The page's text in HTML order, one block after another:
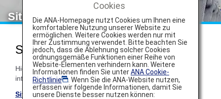
Sitzplan
Sitzpläne der ANA-Flugzeuge
Hier finden Sie die gängigen Flugzeuge und Sitzpläne für
internationale Strecken.
Sitzplan für innerjapanische Flüge
Cookies
Die ANA-Homepage nutzt Cookies um Ihnen eine
komfortablere Nutzung unserer Website zu
ermöglichen. Weitere Cookies werden nur mit
Ihrer Zustimmung verwendet. Bitte beachten Sie
jedoch, dass die Ablehnung solcher Cookies
ordnungsgemäße Funktionen einer Reihe von
Website-Elementen verhindern kann. Weitere
Informationen finden Sie unterANA Cookie-
Richtlinie
. Wenn Sie die ANA-Website nutzen,
erfassen wir folgende Informationen, damit Sie
unsere Dienste besser nutzen können: